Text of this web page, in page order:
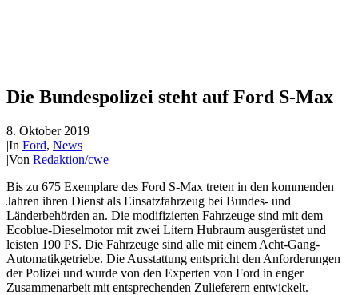
Die Bundespolizei steht auf Ford S-Max
8. Oktober 2019
|In Ford, News
|Von Redaktion/cwe
Bis zu 675 Exemplare des Ford S-Max treten in den kommenden
Jahren ihren Dienst als Einsatzfahrzeug bei Bundes- und
Länderbehörden an. Die modifizierten Fahrzeuge sind mit dem
Ecoblue-Dieselmotor mit zwei Litern Hubraum ausgerüstet und
leisten 190 PS. Die Fahrzeuge sind alle mit einem Acht-Gang-
Automatikgetriebe. Die Ausstattung entspricht den Anforderungen
der Polizei und wurde von den Experten von Ford in enger
Zusammenarbeit mit entsprechenden Zulieferern entwickelt.